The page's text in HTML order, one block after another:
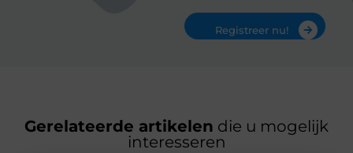
Registreer nu!
Gerelateerde artikelen die u mogelijk
interesseren